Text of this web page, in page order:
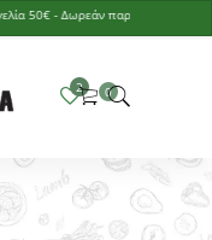
50€ - Δωρεάν παράδοση με